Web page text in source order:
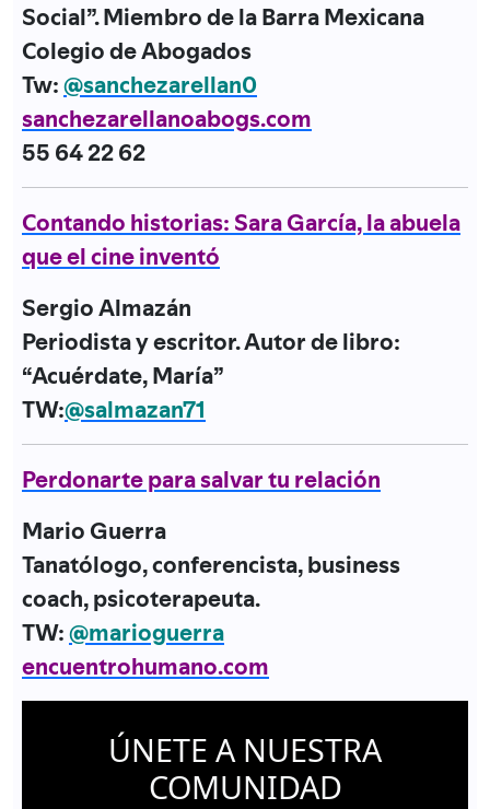
Social”. Miembro de la Barra Mexicana
Colegio de Abogados
Tw:@sanchezarellan0
sanchezarellanoabogs.com
55 64 22 62
Contando historias: Sara García, la abuela
que el cine inventó
Sergio Almazán
Periodista y escritor. Autor de libro:
“Acuérdate, María”
TW:@salmazan71
Perdonarte para salvar tu relación
Mario Guerra
Tanatólogo, conferencista, business
coach, psicoterapeuta.
TW:@marioguerra
encuentrohumano.com
ÚNETE A NUESTRA
COMUNIDAD